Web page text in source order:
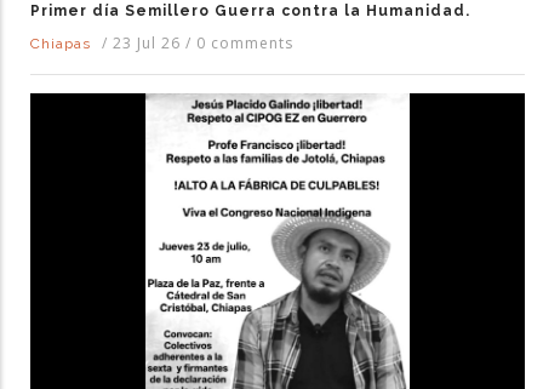
Primer día Semillero Guerra contra la Humanidad.
Chiapas
/ 23 Jul 26 / 0 comments